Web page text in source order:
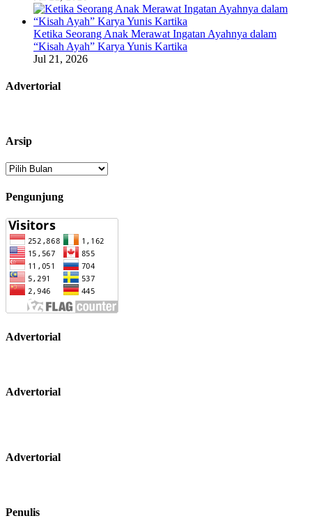
Ketika Seorang Anak Merawat Ingatan Ayahnya dalam
“Kisah Ayah” Karya Yunis Kartika
Jul 21, 2026
Advertorial
Arsip
Arsip
Pengunjung
Advertorial
Advertorial
Advertorial
Penulis